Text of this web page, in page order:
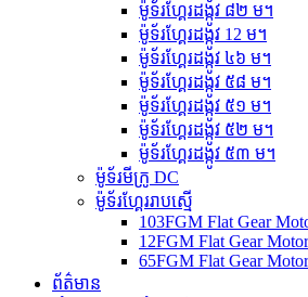
ម៉ូទ័រហ្គែរដង្កូវ ៨២ ម។
ម៉ូទ័រហ្គែរដង្កូវ 12 ម។
ម៉ូទ័រហ្គែរដង្កូវ ៤៦ ម។
ម៉ូទ័រហ្គែរដង្កូវ ៥៨ ម។
ម៉ូទ័រហ្គែរដង្កូវ ៥១ ម។
ម៉ូទ័រហ្គែរដង្កូវ ៥២ ម។
ម៉ូទ័រហ្គែរដង្កូវ ៥៣ ម។
ម៉ូទ័រមីក្រូ DC
ម៉ូទ័រហ្គែររាបស្មើ
103FGM Flat Gear
12FGM Flat Gear Motor
65FGM Flat Gear Motor
ព័ត៌មាន